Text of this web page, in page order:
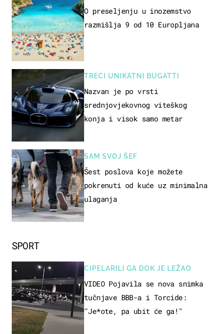
SPORT
CIPELARILI GA DOK JE LEŽAO
VIDEO Pojavila se nova snimka
tučnjave BBB-a i Torcide:
"Je*ote, pa ubit će ga!"
O preseljenju u inozemstvo
razmišlja 9 od 10 Europljana
TREĆI UNIKATNI BUGATTI
Nazvan je po vrsti
srednjovjekovnog viteškog
konja i visok samo metar
SAM SVOJ ŠEF
Šest poslova koje možete
pokrenuti od kuće uz minimalna
ulaganja